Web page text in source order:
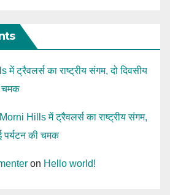
में ट्रैवलर्स का राष्ट्रीय संगम, दो दिवसीय
चमक
Morni Hills में ट्रैवलर्स का राष्ट्रीय संगम,
पर्यटन की चमक
on Hello world!